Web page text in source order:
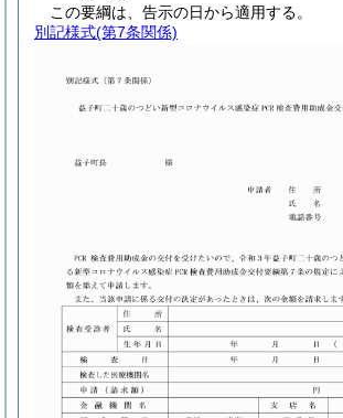
この要綱は、告示の日から適用する。
別記様式(第7条関係)